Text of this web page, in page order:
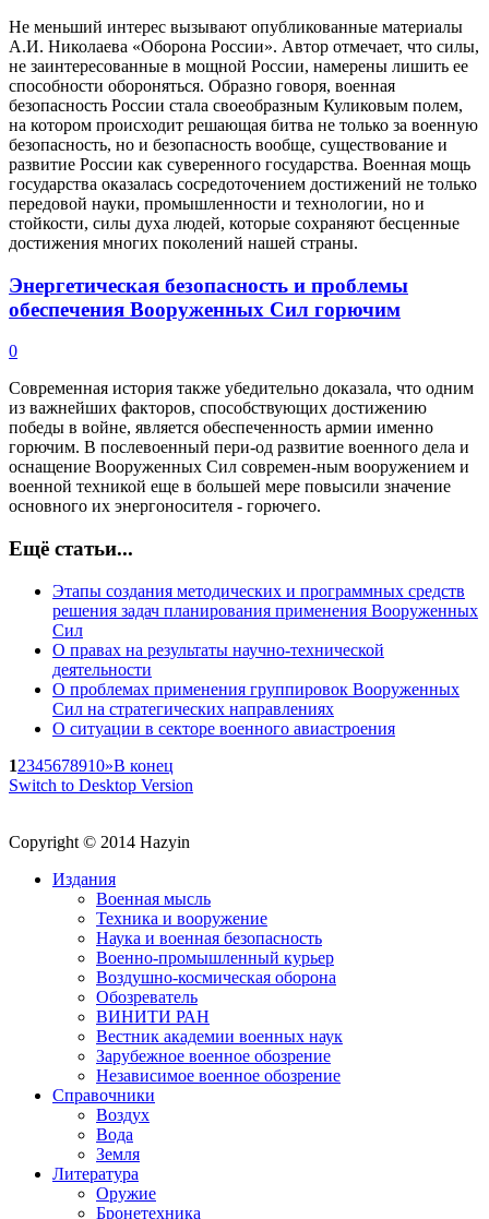
Не меньший интерес вызывают опубликованные материалы
А.И. Николаева «Оборона России». Автор отмечает, что силы,
не заинтересованные в мощной России, намерены лишить ее
способности обороняться. Образно говоря, военная
безопасность России стала своеобразным Куликовым полем,
на котором происходит решающая битва не только за военную
безопасность, но и безопасность вообще, существование и
развитие России как суверенного государства. Военная мощь
государства оказалась сосредоточением достижений не только
передовой науки, промышленности и технологии, но и
стойкости, силы духа людей, которые сохраняют бесценные
достижения многих поколений нашей страны.
Энергетическая безопасность и проблемы
обеспечения Вооруженных Сил горючим
0
Современная история также убедительно доказала, что одним
из важнейших факторов, способствующих достижению
победы в войне, является обеспеченность армии именно
горючим. В послевоенный пери-од развитие военного дела и
оснащение Вооруженных Сил современ-ным вооружением и
военной техникой еще в большей мере повысили значение
основного их энергоносителя - горючего.
Ещё статьи...
Этапы создания методических и программных средств
решения задач планирования применения Вооруженных
Сил
О правах на результаты научно-технической
деятельности
О проблемах применения группировок Вооруженных
Сил на стратегических направлениях
О ситуации в секторе военного авиастроения
12345678910»В конец
Switch to Desktop Version
Copyright © 2014 Hazyin
Издания
Военная мысль
Техника и вооружение
Наука и военная безопасность
Военно-промышленный курьер
Воздушно-космическая оборона
Обозреватель
ВИНИТИ РАН
Вестник академии военных наук
Зарубежное военное обозрение
Независимое военное обозрение
Справочники
Воздух
Вода
Земля
Литература
Оружие
Бронетехника